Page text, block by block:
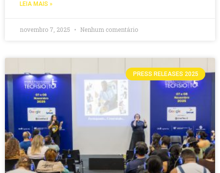
LEIA MAIS »
novembro 7, 2025 Nenhum comentário
PRESS RELEASES 2025